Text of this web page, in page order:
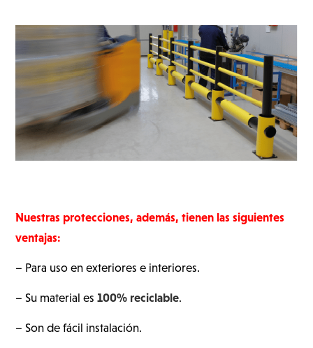
Nuestras protecciones, además, tienen las siguientes
ventajas:
– Para uso en exteriores e interiores.
– Su material es100% reciclable.
– Son de fácil instalación.